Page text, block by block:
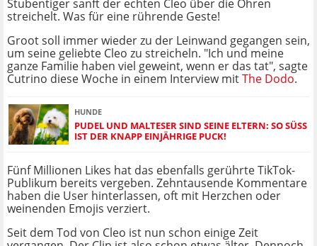
Stubentiger sanft der echten Cleo über die Ohren
streichelt. Was für eine rührende Geste!
Groot soll immer wieder zu der Leinwand gegangen sein,
um seine geliebte Cleo zu streicheln. "Ich und meine
ganze Familie haben viel geweint, wenn er das tat", sagte
Cutrino diese Woche in einem Interview mitThe Dodo.
HUNDE
PUDEL UND MALTESER SIND SEINE ELTERN: SO SÜSS I
ST DER KNAPP EINJÄHRIGE PUCK!
Fünf Millionen Likes hat das ebenfalls gerührte TikTok-
Publikum bereits vergeben. Zehntausende Kommentare
haben die User hinterlassen, oft mit Herzchen oder
weinenden Emojis verziert.
Seit dem Tod von Cleo ist nun schon einige Zeit